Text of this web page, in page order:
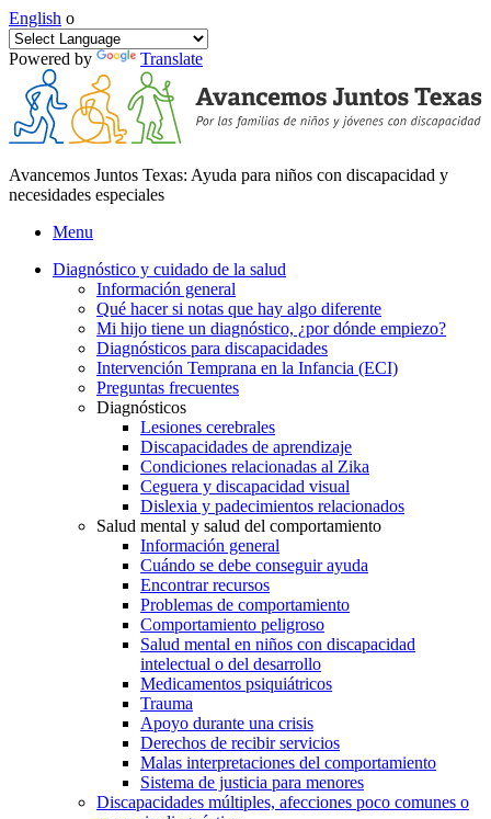
English o
Powered by Translate
Avancemos Juntos Texas: Ayuda para niños con discapacidad y
necesidades especiales
Menu
Diagnóstico y cuidado de la salud
Información general
Qué hacer si notas que hay algo diferente
Mi hijo tiene un diagnóstico, ¿por dónde empiezo?
Diagnósticos para discapacidades
Intervención Temprana en la Infancia (ECI)
Preguntas frecuentes
Diagnósticos
Lesiones cerebrales
Discapacidades de aprendizaje
Condiciones relacionadas al Zika
Ceguera y discapacidad visual
Dislexia y padecimientos relacionados
Salud mental y salud del comportamiento
Información general
Cuándo se debe conseguir ayuda
Encontrar recursos
Problemas de comportamiento
Comportamiento peligroso
Salud mental en niños con discapacidad
intelectual o del desarrollo
Medicamentos psiquiátricos
Trauma
Apoyo durante una crisis
Derechos de recibir servicios
Malas interpretaciones del comportamiento
Sistema de justicia para menores
Discapacidades múltiples, afecciones poco comunes o